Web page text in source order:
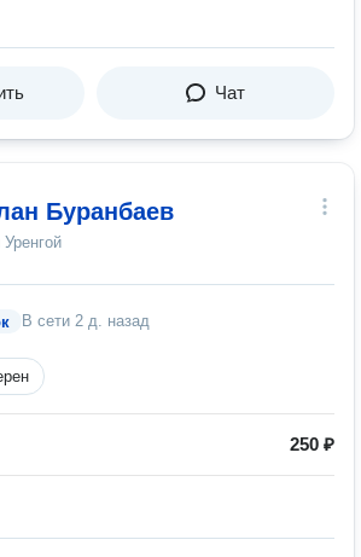
Чат
Буранбаев
В сети 2 д. назад
250 ₽